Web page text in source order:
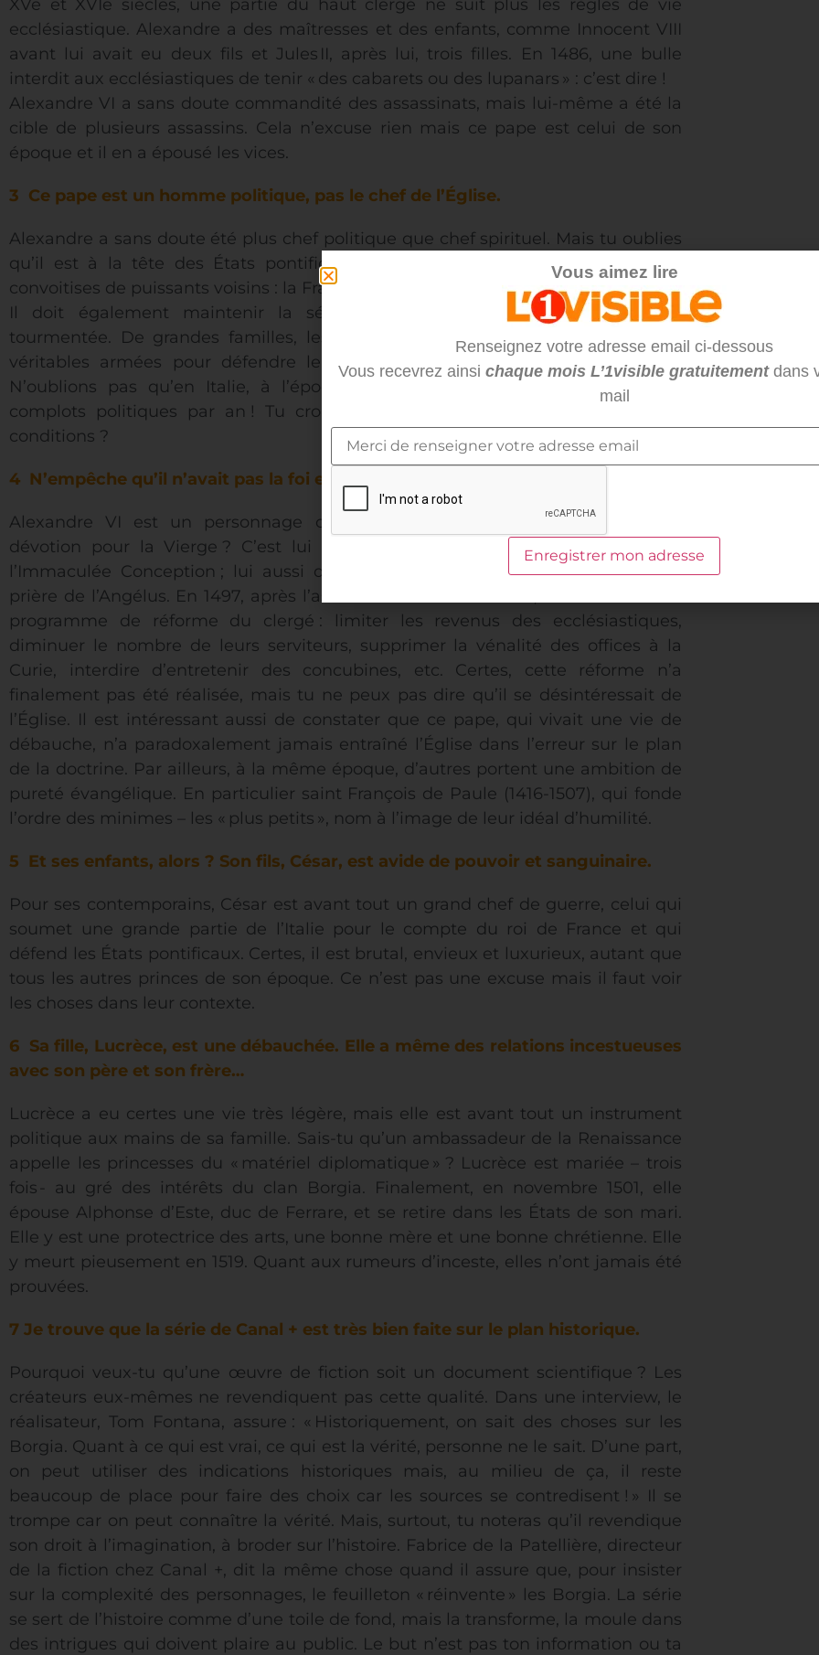
XVe et XVIe siècles, une partie du haut clergé ne suit plus les règles de vie
ecclésiastique. Alexandre a des maîtresses et des enfants, comme Innocent VIII
avant lui avait eu deux fils et Jules II, après lui, trois filles. En 1486, une bulle
interdit aux ecclésiastiques de tenir « des cabarets ou des lupanars » : c’est dire !
Alexandre VI a sans doute commandité des assassinats, mais lui-même a été la
cible de plusieurs assassins. Cela n’excuse rien mais ce pape est celui de son
époque et il en a épousé les vices.
3 Ce pape est un homme politique, pas le chef de l’Église.
Alexandre a sans doute été plus chef politique que chef spirituel. Mais tu oublies
qu’il est à la tête des États pontificaux et qu’il doit les défendre contre les
convoitises de puissants voisins : la France et l’Espagne.
Il doit également maintenir la sécurité à Rome dans une période très
tourmentée. De grandes familles, les Colonna ou les Orsini, entretiennent de
véritables armées pour défendre leurs intérêts et détruire leurs adversaires.
N’oublions pas qu’en Italie, à l’époque d’Alexandre, il y a en moyenne 2,5
complots politiques par an ! Tu crois qu’il est facile de gouverner dans ces
conditions ?
4 N’empêche qu’il n’avait pas la foi et n’a rien fait pour l’Église.
Alexandre VI est un personnage complexe. Sais-tu qu’il avait une grande
dévotion pour la Vierge ? C’est lui qui a confirmé le décret de Sixte VI sur
l’Immaculée Conception ; lui aussi qui a favorisé la récitation régulière de la
prière de l’Angélus. En 1497, après l’assassinat de son fils Juan, il lance un vaste
programme de réforme du clergé : limiter les revenus des ecclésiastiques,
diminuer le nombre de leurs serviteurs, supprimer la vénalité des offices à la
Curie, interdire d’entretenir des concubines, etc. Certes, cette réforme n’a
finalement pas été réalisée, mais tu ne peux pas dire qu’il se désintéressait de
l’Église. Il est intéressant aussi de constater que ce pape, qui vivait une vie de
débauche, n’a paradoxalement jamais entraîné l’Église dans l’erreur sur le plan
de la doctrine. Par ailleurs, à la même époque, d’autres portent une ambition de
pureté évangélique. En particulier saint François de Paule (1416-1507), qui fonde
l’ordre des minimes – les « plus petits », nom à l’image de leur idéal d’humilité.
5 Et ses enfants, alors ? Son fils, César, est avide de pouvoir et sanguinaire.
Pour ses contemporains, César est avant tout un grand chef de guerre, celui qui
soumet une grande partie de l’Italie pour le compte du roi de France et qui
défend les États pontificaux. Certes, il est brutal, envieux et luxurieux, autant que
tous les autres princes de son époque. Ce n’est pas une excuse mais il faut voir
les choses dans leur contexte.
6 Sa fille, Lucrèce, est une débauchée. Elle a même des relations incestueuses
avec son père et son frère…
Lucrèce a eu certes une vie très légère, mais elle est avant tout un instrument
politique aux mains de sa famille. Sais-tu qu’un ambassadeur de la Renaissance
appelle les princesses du « matériel diplomatique » ? Lucrèce est mariée – trois
fois - au gré des intérêts du clan Borgia. Finalement, en novembre 1501, elle
épouse Alphonse d’Este, duc de Ferrare, et se retire dans les États de son mari.
Elle y est une protectrice des arts, une bonne mère et une bonne chrétienne. Elle
y meurt pieusement en 1519. Quant aux rumeurs d’inceste, elles n’ont jamais été
prouvées.
7 Je trouve que la série de Canal + est très bien faite sur le plan historique.
Pourquoi veux-tu qu’une œuvre de fiction soit un document scientifique ? Les
créateurs eux-mêmes ne revendiquent pas cette qualité. Dans une interview, le
réalisateur, Tom Fontana, assure : « Historiquement, on sait des choses sur les
Borgia. Quant à ce qui est vrai, ce qui est la vérité, personne ne le sait. D’une part,
on peut utiliser des indications historiques mais, au milieu de ça, il reste
beaucoup de place pour faire des choix car les sources se contredisent ! » Il se
trompe car on peut connaître la vérité. Mais, surtout, tu noteras qu’il revendique
son droit à l’imagination, à broder sur l’histoire. Fabrice de la Patellière, directeur
de la fiction chez Canal +, dit la même chose quand il assure que, pour insister
sur la complexité des personnages, le feuilleton « réinvente » les Borgia. La série
se sert de l’histoire comme d’une toile de fond, mais la transforme, la moule dans
des intrigues qui doivent plaire au public. Le but n’est pas ton information ou ta
Vous aimez lire
Renseignez votre adresse email ci-dessous
Vous recevrez ainsi chaque mois L’1visible gratuitementdans
mail